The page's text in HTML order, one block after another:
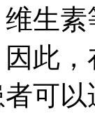
生
此
可